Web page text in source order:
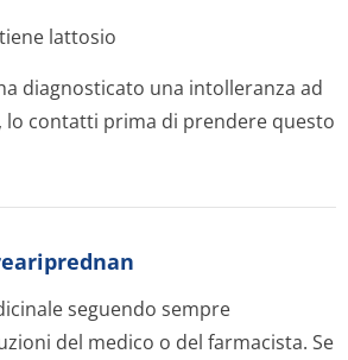
lattosio
diagnosticato una intolleranza ad
lo contatti prima di prendere questo
seguendo sempre
del medico o del farmacista. Se